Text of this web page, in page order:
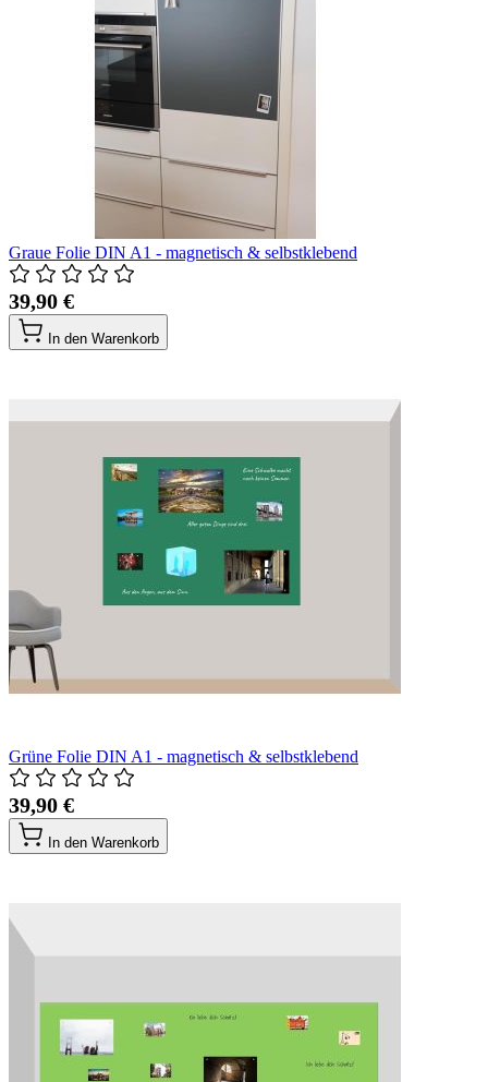
Graue Folie DIN A1 - magnetisch & selbstklebend
39,90 €
In den Warenkorb
Grüne Folie DIN A1 - magnetisch & selbstklebend
39,90 €
In den Warenkorb